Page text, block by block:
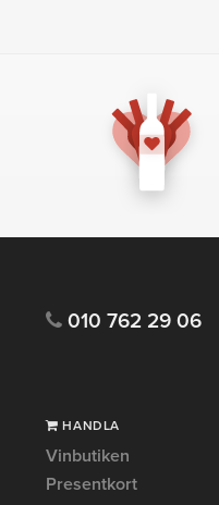
010 762 29 06
HANDLA
Vinbutiken
Presentkort